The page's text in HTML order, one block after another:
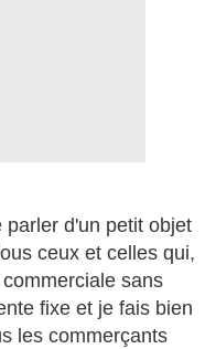
d'un petit objet
ceux et celles qui,
sans
fixe et je fais bien
les commerçants